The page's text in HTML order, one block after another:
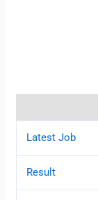
Latest Job
Result